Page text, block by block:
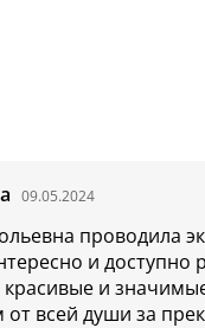
09.05.2024
проводила
и
и
всей души за